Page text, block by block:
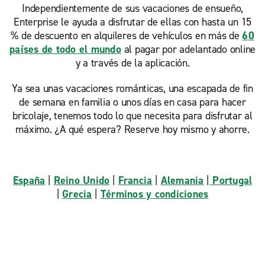
Independientemente de sus vacaciones de ensueño,
Enterprise le ayuda a disfrutar de ellas con hasta un 15
% de descuento en alquileres de vehículos en más de60
países de todo el mundoal pagar por adelantado online
y a través de la aplicación.
Ya sea unas vacaciones románticas, una escapada de fin
de semana en familia o unos días en casa para hacer
bricolaje, tenemos todo lo que necesita para disfrutar al
máximo. ¿A qué espera? Reserve hoy mismo y ahorre.
España Reino Unido Francia Alemania
Portugal
|Grecia Términos y condiciones